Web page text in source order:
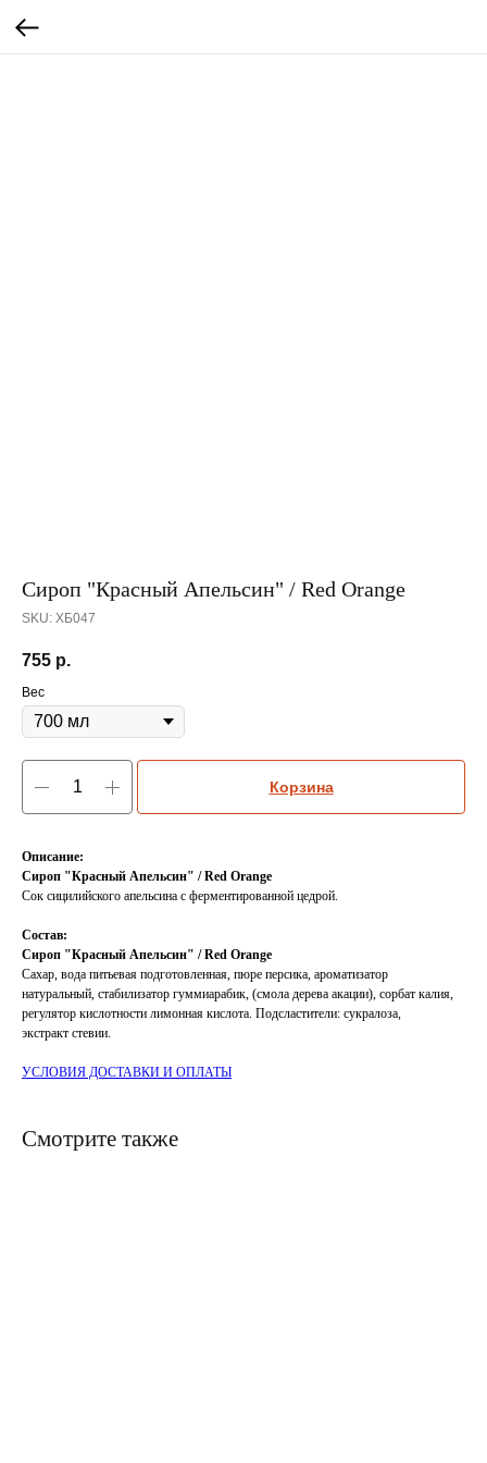
Сироп "Красный Апельсин" / Red Orange
SKU: ХБ047
755 р.
Вес
Корзина
Описание:
Сироп "Красный Апельсин" / Red Orange
Сок сицилийского апельсина с ферментированной цедрой.
Состав:
Сироп "Красный Апельсин" / Red Orange
Сахар, вода питьевая подготовленная, пюре персика, ароматизатор
натуральный, стабилизатор гуммиарабик, (смола дерева акации), сорбат калия,
регулятор кислотности лимонная кислота. Подсластители: сукралоза,
экстракт стевии.
УСЛОВИЯ ДОСТАВКИ И ОПЛАТЫ
Смотрите также